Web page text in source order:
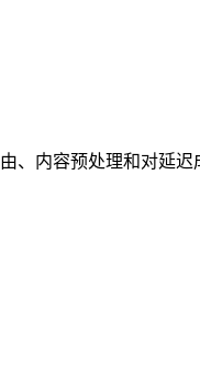
、内容预处理和对延